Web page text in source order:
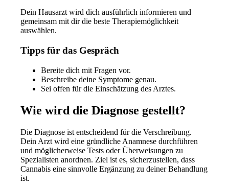
Dein Hausarzt wird dich ausführlich informieren und
gemeinsam mit dir die beste Therapiemöglichkeit
auswählen.
Tipps für das Gespräch
Bereite dich mit Fragen vor.
Beschreibe deine Symptome genau.
Sei offen für die Einschätzung des Arztes.
Wie wird die Diagnose gestellt?
Die Diagnose ist entscheidend für die Verschreibung.
Dein Arzt wird eine gründliche Anamnese durchführen
und möglicherweise Tests oder Überweisungen zu
Spezialisten anordnen. Ziel ist es, sicherzustellen, dass
Cannabis eine sinnvolle Ergänzung zu deiner Behandlung
ist.